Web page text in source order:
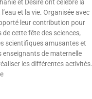
et Désiré ont célébré la
et la vie. Organisée avec
leur contribution pour
cette fête des sciences,
scientifiques amusantes et
enseignants de maternelle
les différentes activités.